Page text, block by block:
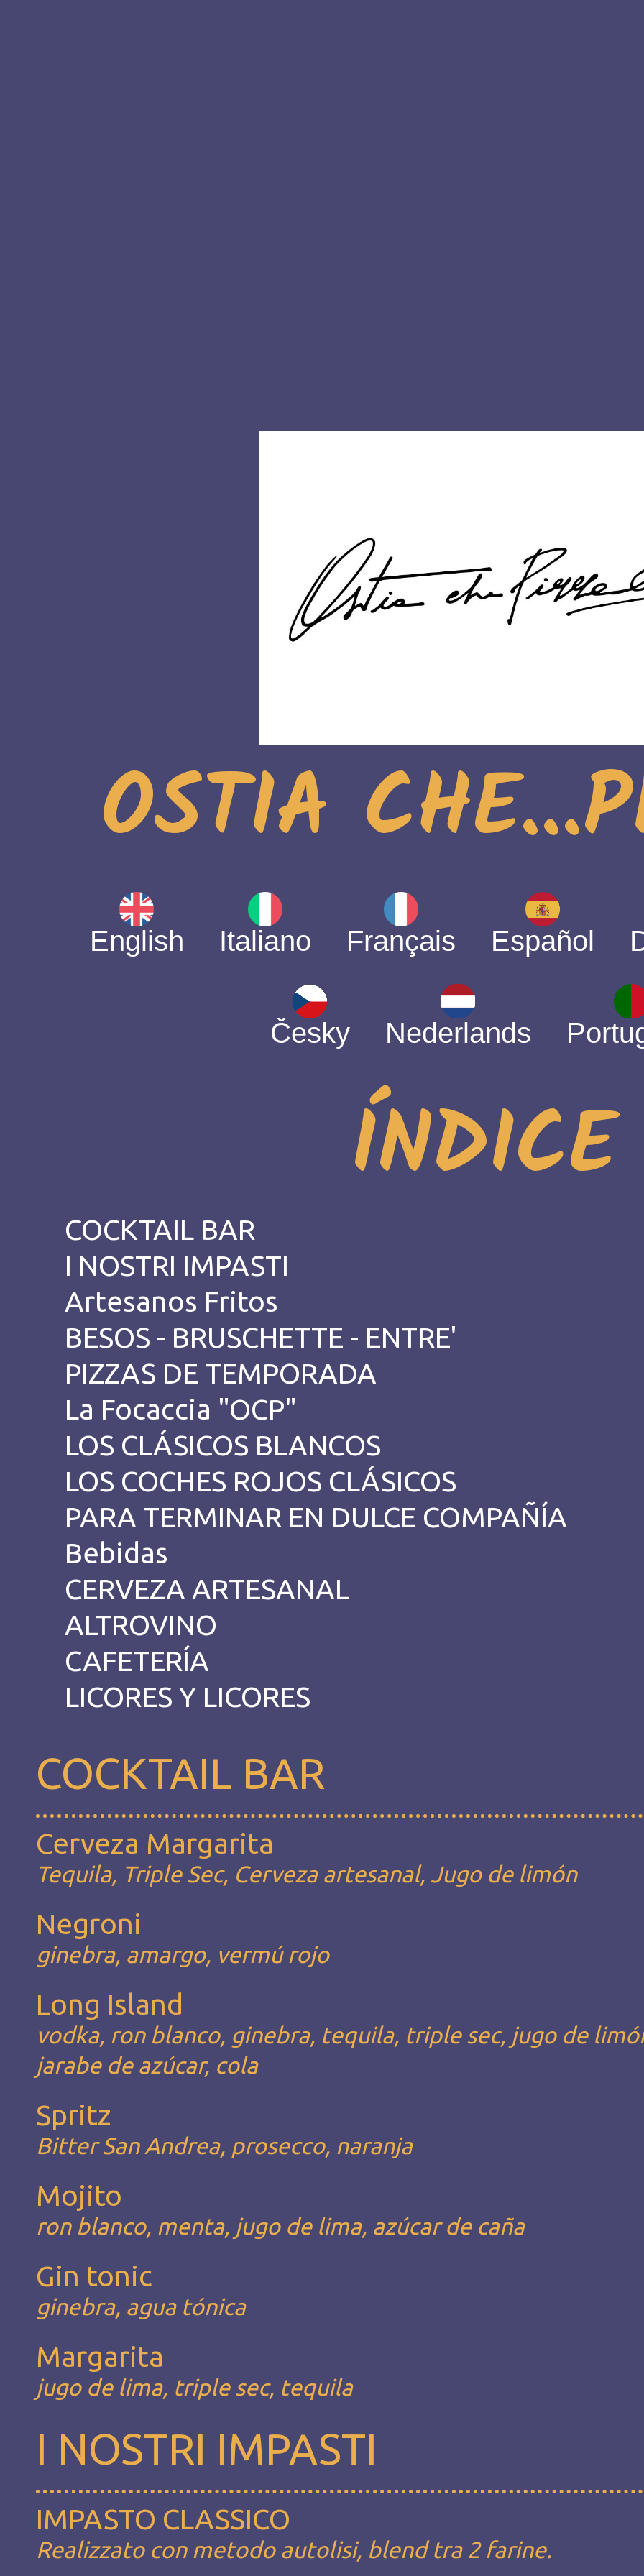
OSTIA
English Italiano Français Español
Česky Nederlands
ÍNDICE
COCKTAIL BAR
I NOSTRI IMPASTI
Artesanos Fritos
BESOS - BRUSCHETTE - ENTRE'
PIZZAS DE TEMPORADA
La Focaccia "OCP"
LOS CLÁSICOS BLANCOS
LOS COCHES ROJOS CLÁSICOS
PARA TERMINAR EN DULCE COMPAÑÍA
Bebidas
CERVEZA ARTESANAL
ALTROVINO
CAFETERÍA
LICORES Y LICORES
COCKTAIL BAR
Cerveza Margarita
Tequila, Triple Sec, Cerveza artesanal, Jugo de limón
Negroni
ginebra, amargo, vermú rojo
Long Island
vodka, ron blanco, ginebra, tequila, triple sec, jugo de
jarabe de azúcar, cola
Spritz
Bitter San Andrea, prosecco, naranja
Mojito
ron blanco, menta, jugo de lima, azúcar de caña
Gin tonic
ginebra, agua tónica
Margarita
jugo de lima, triple sec, tequila
I NOSTRI IMPASTI
IMPASTO CLASSICO
Realizzato con metodo autolisi, blend tra 2 farine.